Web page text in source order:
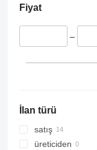
Fiyat
–
İlan türü
satış
üreticiden